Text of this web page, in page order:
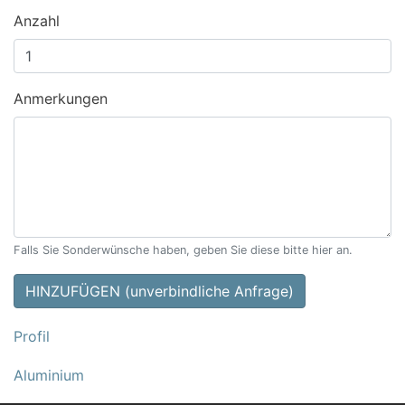
Anzahl
Anmerkungen
Falls Sie Sonderwünsche haben, geben Sie diese bitte hier an.
HINZUFÜGEN (unverbindliche Anfrage)
Profil
Aluminium